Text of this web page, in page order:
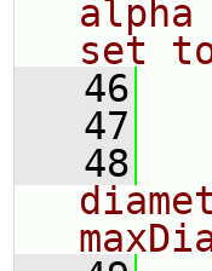
set
   46
   47
   48